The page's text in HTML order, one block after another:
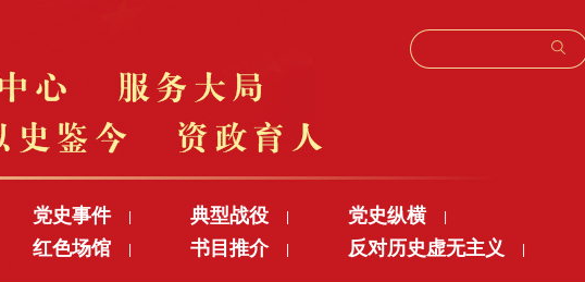
党史事件 典型战役 党史纵横
红色场馆 书目推介 反对历史虚无主义